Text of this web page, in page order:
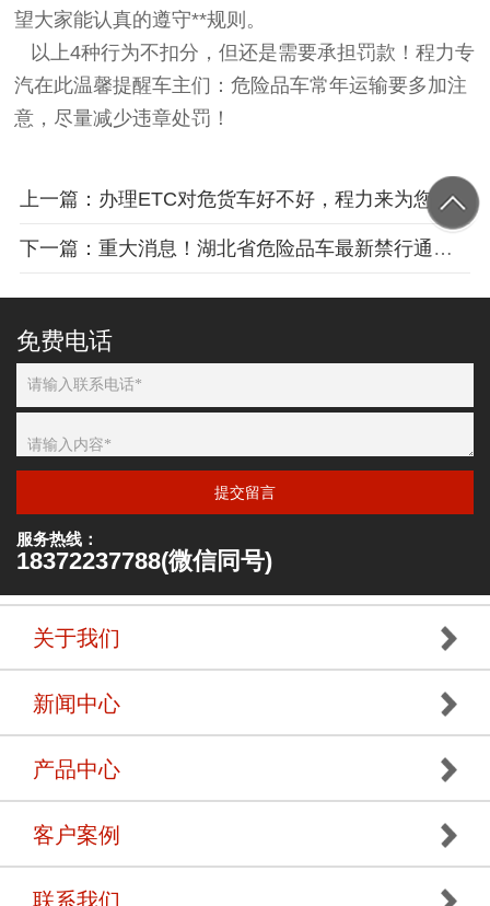
望大家能认真的遵守**规则。
以上4种行为不扣分，但还是需要承担罚款！程力专
汽在此温馨提醒车主们：危险品车常年运输要多加注
意，尽量减少违章处罚！
上一篇：办理ETC对危货车好不好，程力来为您解析
下一篇：重大消息！湖北省危险品车最新禁行通知发布
免费电话
提交留言
服务热线：
18372237788(微信同号)
关于我们
新闻中心
产品中心
客户案例
联系我们